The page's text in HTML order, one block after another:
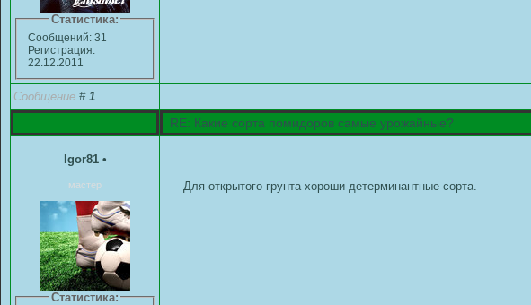
Статистика:
Сообщений: 31
Регистрация:
22.12.2011
Сообщение # 1
RE: Какие сорта помидоров самые урожайные?
Igor81 •
мастер
Статистика:
Для открытого грунта хороши детерминантные сорта.